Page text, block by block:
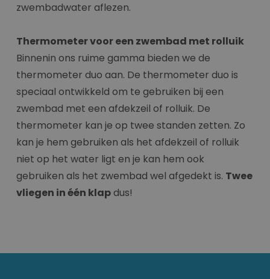
zwembadwater aflezen.
Thermometer voor een zwembad met rolluik
Binnenin ons ruime gamma bieden we de
thermometer duo aan. De thermometer duo is
speciaal ontwikkeld om te gebruiken bij een
zwembad met een afdekzeil of rolluik. De
thermometer kan je op twee standen zetten. Zo
kan je hem gebruiken als het afdekzeil of rolluik
niet op het water ligt en je kan hem ook
gebruiken als het zwembad wel afgedekt is. Twee
vliegen in één klapdus!